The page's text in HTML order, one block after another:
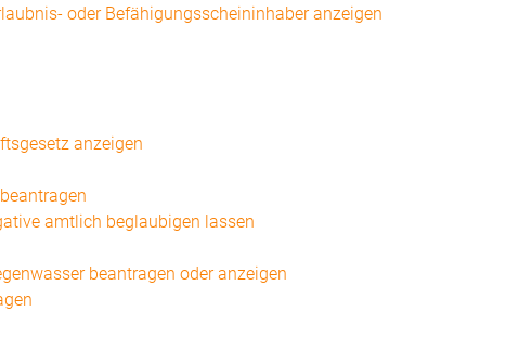
oder Befähigungsscheininhaber anzeigen
anzeigen
amtlich beglaubigen lassen
beantragen oder anzeigen